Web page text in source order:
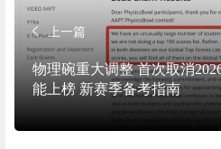
上一篇
物理碗重大调整 首次取消
能上榜 新赛季备考指南